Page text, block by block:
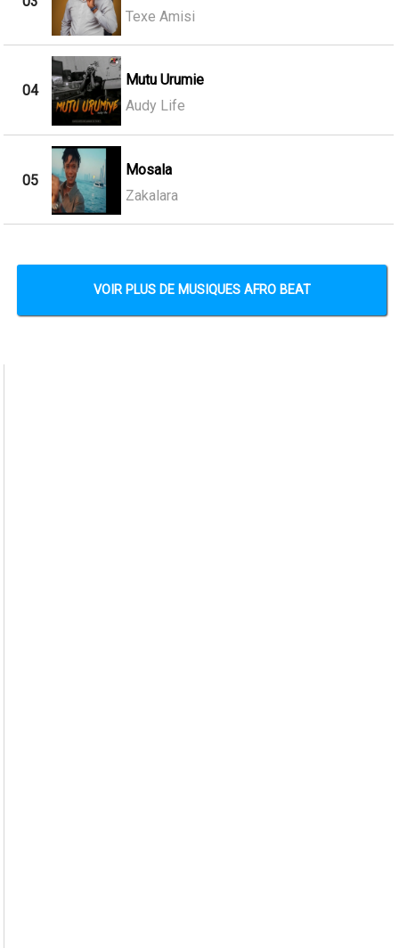
Texe Amisi
04
Mutu Urumie
Audy Life
05
Mosala
Zakalara
VOIR PLUS DE MUSIQUES AFRO BEAT